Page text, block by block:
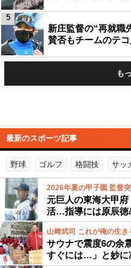
新庄監督の“再就職
賛否もチームのテ
5
も
最新のスポーツ記事
野球 ゴルフ 格闘技 サッ
2026年夏の甲子園 監督
元巨人の東海大甲
活…指導には原辰徳
山﨑武司 これが俺の生き
サウナで震度6の余
すぐには…」と妙に